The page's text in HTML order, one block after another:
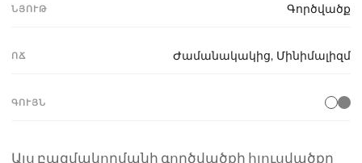
ՆՅՈՒԹ Գործվածք
ՈՃ Ժամանակակից, Մինիմալիզմ
ԳՈՒՅՆ
Այս բազմակողմանի գործվածքի հյուսվածքը